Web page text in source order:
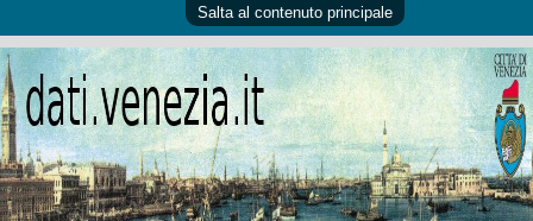
Salta al contenuto principale